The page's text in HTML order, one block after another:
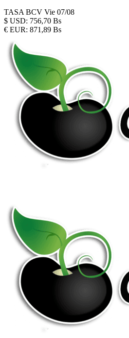
TASA BCV Vie 07/08
$ USD: 756,70 Bs
€ EUR: 871,89 Bs